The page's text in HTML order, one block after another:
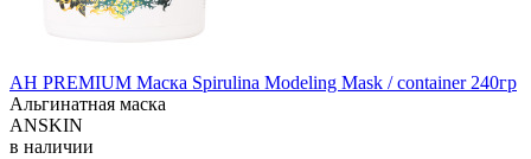
АН PREMIUM Маска Spirulina Modeling Mask / container 240гр
Альгинатная маска
ANSKIN
в наличии